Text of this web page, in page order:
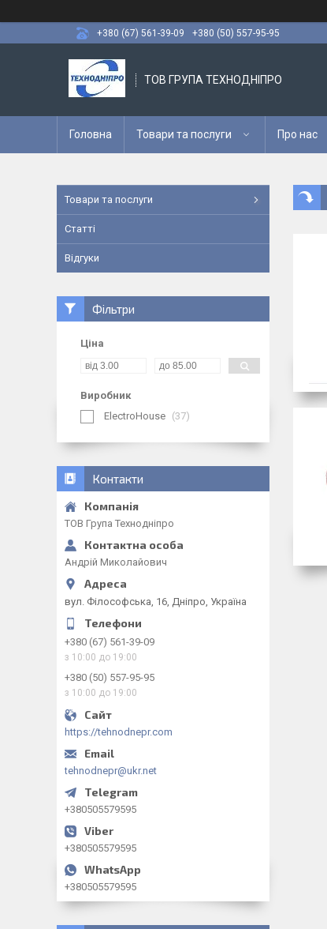
+380 (67) 561-39-09
+380 (50) 557-95-95
ТОВ ГРУПА ТЕХНОДНІПРО
Головна Товари та послуги Про нас
Товари та послуги
Статті
Відгуки
Фільтри
Ціна
Виробник
ElectroHouse
37
Контакти
ТОВ Група Технодніпро
Андрій Миколайович
вул. Філософська, 16, Дніпро, Україна
+380 (67) 561-39-09
з 10:00 до 19:00
+380 (50) 557-95-95
з 10:00 до 19:00
https://tehnodnepr.com
tehnodnepr@ukr.net
+380505579595
+380505579595
+380505579595